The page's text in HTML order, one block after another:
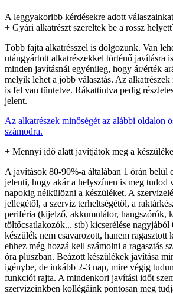
A leggyakoribb kérdésekre adott
+ Gyári alkatrészt szereltek be a rossz
Több fajta alkatrésszel is dolgozunk. Van
utángyártott alkatrészekkel történő javításra
minden javításnál egyénileg, hogy ár/érték
melyik lehet a jobb választás. Az alkatrészek
is fel van tüntetve. Rákattintva pedig
jelent.
Az alkatrészek minőségét az alábbi oldalon
számodra.
+ Mennyi idő alatt javítjátok meg a
A javítások 80-90%-a általában 1 órán belül
jelenti, hogy akár a helyszínen is meg tudod
napokig nélkülözni a készüléket. A
jellegétől, a szerviz terheltségétől, a
periféria (kijelző, akkumulátor, hangszórók,
töltőcsatlakozók... stb) kicserélése nagyjából
készülék nem csavarozott, hanem
ehhez még hozzá kell számolni a ragasztás
óra pluszban. Beázott készülékek javítása
igénybe, de inkább 2-3 nap, mire végig
funkciót rajta. A mindenkori javítási időt
szervizeinkben kollégáink pontosan meg